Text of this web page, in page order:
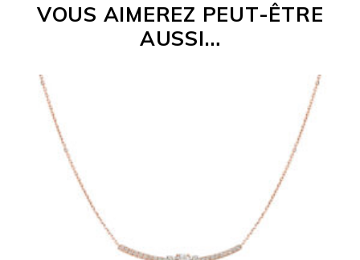
VOUS AIMEREZ PEUT-ÊTRE
AUSSI…